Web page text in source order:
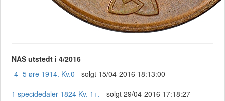
NAS utstedt i 4/2016
-4- 5 øre 1914. Kv.0 - solgt 15/04-2016 18:13:00
1 specidedaler 1824 Kv. 1+. - solgt 29/04-2016 17:18:27